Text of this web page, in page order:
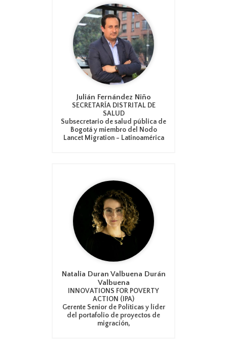
Julián Fernández Niño
SECRETARÍA DISTRITAL DE
SALUD
Subsecretario de salud pública de
Bogotá y miembro del Nodo
Lancet Migration - Latinoamérica
Natalia Duran Valbuena Durán
Valbuena
INNOVATIONS FOR POVERTY
ACTION (IPA)
Gerente Senior de Políticas y líder
del portafolio de proyectos de
migración,